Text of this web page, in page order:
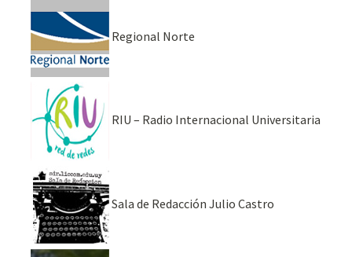
Regional Norte
RIU – Radio Internacional Universitaria
Sala de Redacción Julio Castro